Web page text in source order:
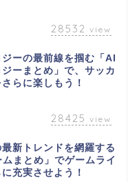
28532 view
ーの最前線を掴む「AI
ーまとめ」で、サッカ
らに楽しもう！
28425 view
新トレンドを網羅する
ムまとめ」でゲームライ
充実させよう！